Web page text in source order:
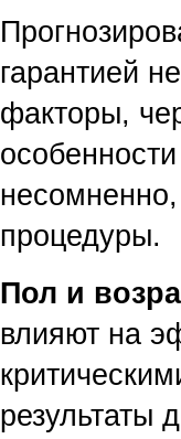
гарантией
факторы,
процедуры.
Пол и
влияют на
результаты